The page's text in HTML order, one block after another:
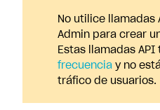
No utilice llamadas
Admin para crear
Estas llamadas API
frecuencia y no
tráfico de usuarios.